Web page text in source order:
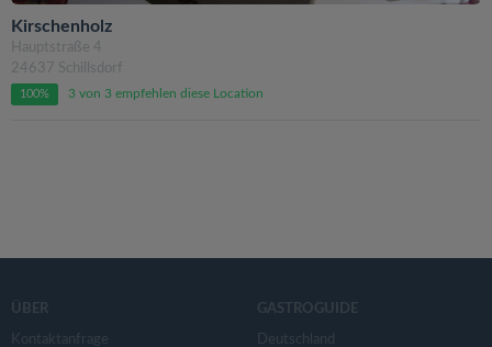
Kirschenholz
Hauptstraße 4
24637 Schillsdorf
100% 3 von 3 empfehlen diese Location
ÜBER
Kontaktanfrage
GASTROGUIDE
Deutschland